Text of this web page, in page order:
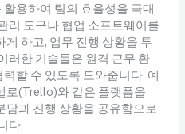
용하여 팀의 효율성을 극대
리 도구나 협업 소프트웨어를
하고, 업무 진행 상황을 투
러한 기술들은 원격 근무 환
할 수 있도록 도와줍니다. 예
로(Trello)와 같은 플랫폼을
담과 진행 상황을 공유함으로
다.